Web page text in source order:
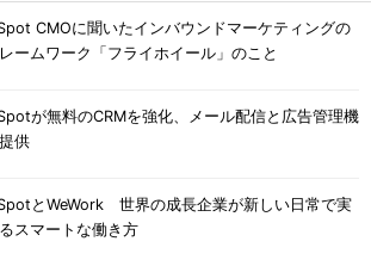
CMOに聞いたインバウンドマーケティングの
ームワーク「フライホイール」のこと
が無料のCRMを強化、メール配信と広告管理機
供
とWeWork 世界の成長企業が新しい日常で実
スマートな働き方